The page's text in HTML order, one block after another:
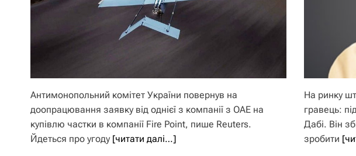
Антимонопольний комітет України повернув на
доопрацювання заявку від однієї з компанії з ОАЕ на
купівлю частки в компанії Fire Point, пише Reuters.
Йдеться про угоду [читати далі…]
На ринку
гравець:
Дабі. Він
зробити